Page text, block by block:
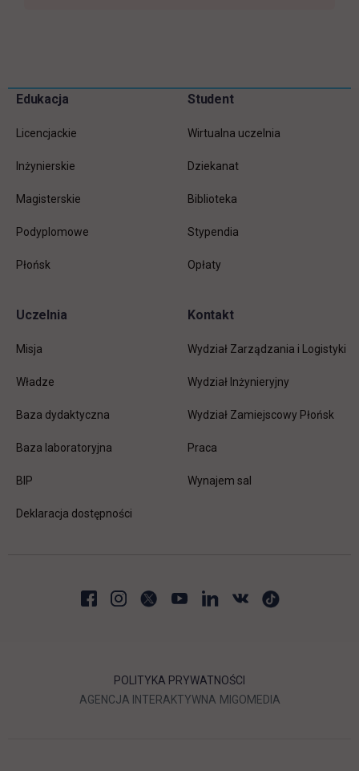
Pomiń
Informacje w stopce
Edukacja
Licencjackie
Inżynierskie
Magisterskie
Podyplomowe
Płońsk
Student
Wirtualna uczelnia
Dziekanat
Biblioteka
Stypendia
Opłaty
Uczelnia
Misja
Władze
Baza dydaktyczna
Baza laboratoryjna
BIP
Deklaracja dostępności
Kontakt
Wydział Zarządzania i Logistyki
Wydział Inżynieryjny
Wydział Zamiejscowy Płońsk
Praca
Wynajem sal
POLITYKA PRYWATNOŚCI
AGENCJA INTERAKTYWNA LINK OTWIERA SIĘ W
MIGOMEDIA